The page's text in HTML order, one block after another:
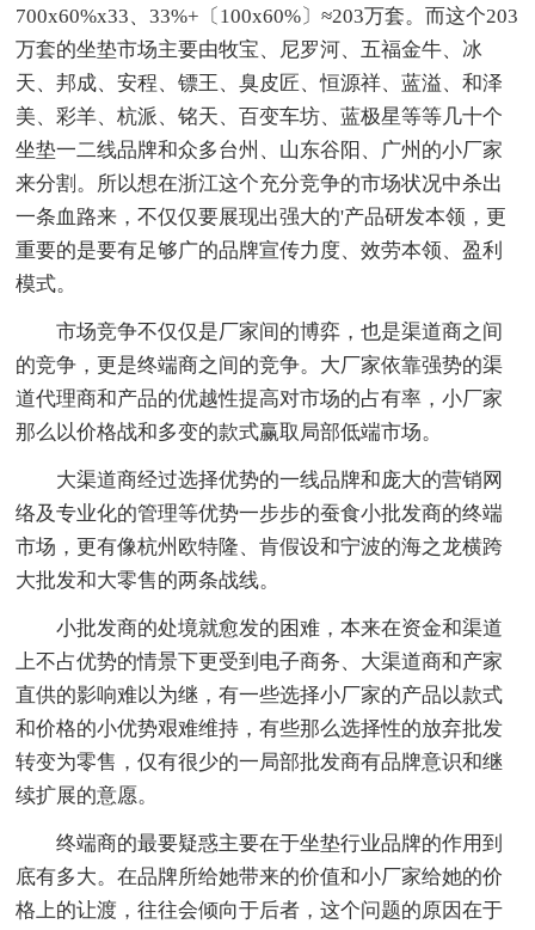
700x60%x33、33%+〔100x60%〕≈203万套。而这个203
万套的坐垫市场主要由牧宝、尼罗河、五福金牛、冰
天、邦成、安程、镖王、臭皮匠、恒源祥、蓝溢、和泽
美、彩羊、杭派、铭天、百变车坊、蓝极星等等几十个
坐垫一二线品牌和众多台州、山东谷阳、广州的小厂家
来分割。所以想在浙江这个充分竞争的市场状况中杀出
一条血路来，不仅仅要展现出强大的'产品研发本领，更
重要的是要有足够广的品牌宣传力度、效劳本领、盈利
模式。
市场竞争不仅仅是厂家间的博弈，也是渠道商之间
的竞争，更是终端商之间的竞争。大厂家依靠强势的渠
道代理商和产品的优越性提高对市场的占有率，小厂家
那么以价格战和多变的款式赢取局部低端市场。
大渠道商经过选择优势的一线品牌和庞大的营销网
络及专业化的管理等优势一步步的蚕食小批发商的终端
市场，更有像杭州欧特隆、肯假设和宁波的海之龙横跨
大批发和大零售的两条战线。
小批发商的处境就愈发的困难，本来在资金和渠道
上不占优势的情景下更受到电子商务、大渠道商和产家
直供的影响难以为继，有一些选择小厂家的产品以款式
和价格的小优势艰难维持，有些那么选择性的放弃批发
转变为零售，仅有很少的一局部批发商有品牌意识和继
续扩展的意愿。
终端商的最要疑惑主要在于坐垫行业品牌的作用到
底有多大。在品牌所给她带来的价值和小厂家给她的价
格上的让渡，往往会倾向于后者，这个问题的原因在于